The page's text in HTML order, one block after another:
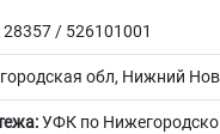
/ 526101001
обл, Нижний
УФК по